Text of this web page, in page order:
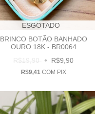
ESGOTADO
BRINCO BOTÃO BANHADO
OURO 18K - BR0064
R$19,90
R$9,90
R$9,41 COM PIX